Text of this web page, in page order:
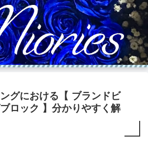
グにおける【 ブランドビ
ロック 】分かりやすく解